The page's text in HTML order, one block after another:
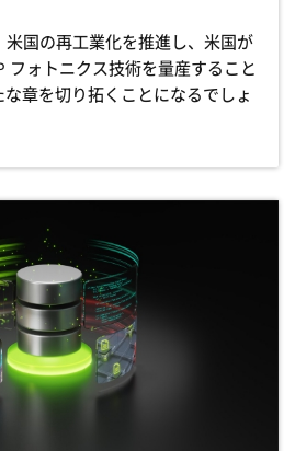
国の再工業化を推進し、米国が
フォトニクス技術を量産すること
章を切り拓くことになるでしょ